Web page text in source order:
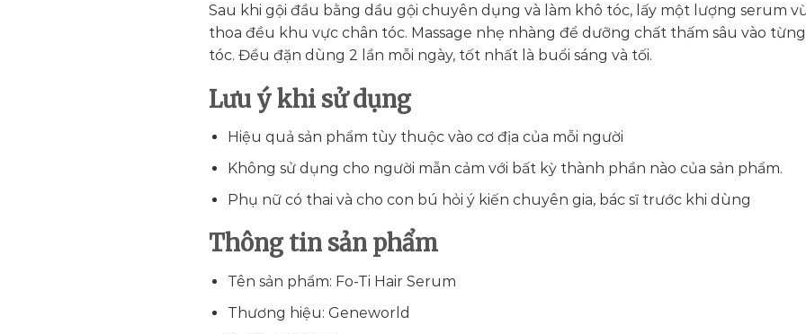
Sau khi gội đầu bằng dầu gội chuyên dụng và làm khô tóc, lấy một lượng serum
thoa đều khu vực chân tóc. Massage nhẹ nhàng để dưỡng chất thấm sâu vào
tóc. Đều đặn dùng 2 lần mỗi ngày, tốt nhất là buổi sáng và tối.
Lưu ý khi sử dụng
Hiệu quả sản phẩm tùy thuộc vào cơ địa của mỗi người
Không sử dụng cho người mẫn cảm với bất kỳ thành phần nào của sản phẩm.
Phụ nữ có thai và cho con bú hỏi ý kiến chuyên gia, bác sĩ trước khi dùng
Thông tin sản phẩm
Tên sản phẩm: Fo-Ti Hair Serum
Thương hiệu: Geneworld